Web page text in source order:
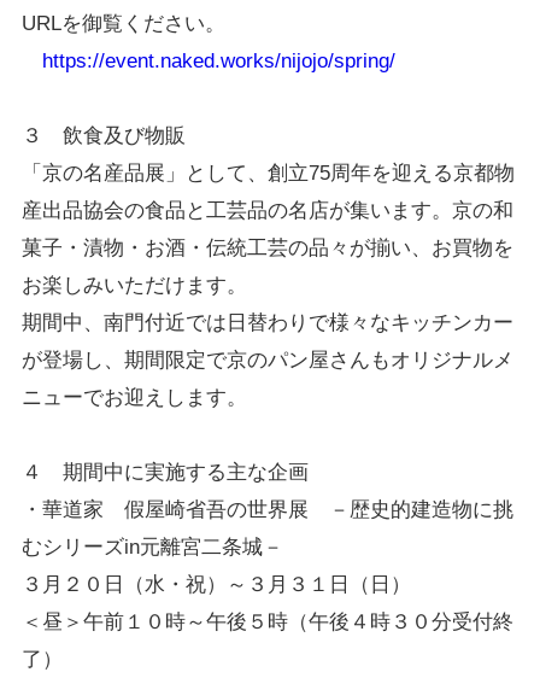
URLを御覧ください。
https://event.naked.works/nijojo/spring/
３ 飲食及び物販
「京の名産品展」として、創立75周年を迎える京都物
産出品協会の食品と工芸品の名店が集います。京の和
菓子・漬物・お酒・伝統工芸の品々が揃い、お買物を
お楽しみいただけます。
期間中、南門付近では日替わりで様々なキッチンカー
が登場し、期間限定で京のパン屋さんもオリジナルメ
ニューでお迎えします。
４ 期間中に実施する主な企画
・華道家 假屋崎省吾の世界展 －歴史的建造物に挑
むシリーズin元離宮二条城－
３月２０日（水・祝）～３月３１日（日）
＜昼＞午前１０時～午後５時（午後４時３０分受付終
了）